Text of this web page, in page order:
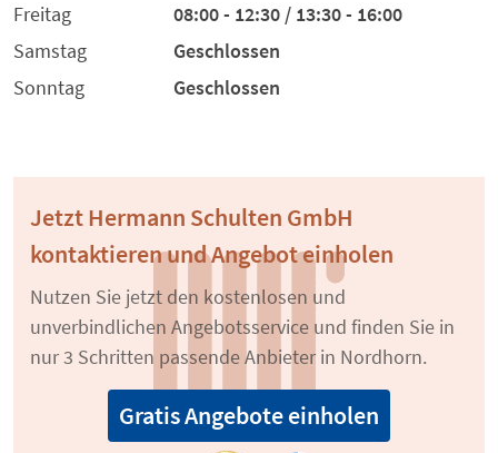
Freitag
08:00 - 12:30 / 13:30 - 16:00
Samstag
Geschlossen
Sonntag
Geschlossen
Jetzt Hermann Schulten GmbH
kontaktieren und Angebot einholen
Nutzen Sie jetzt den kostenlosen und
unverbindlichen Angebotsservice und finden Sie in
nur 3 Schritten passende Anbieter in Nordhorn.
Gratis Angebote einholen